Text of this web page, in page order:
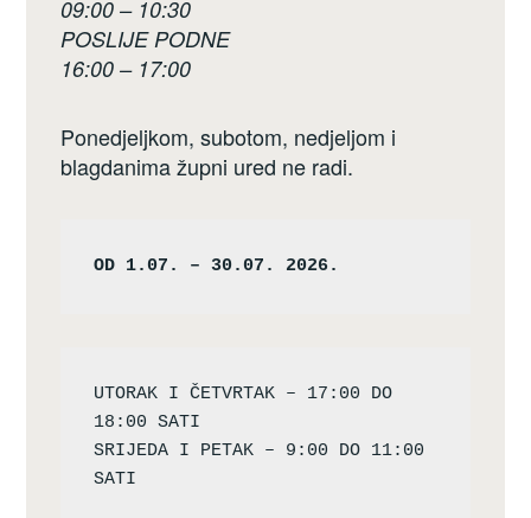
09:00 – 10:30
POSLIJE PODNE
16:00 – 17:00
Ponedjeljkom, subotom, nedjeljom i
blagdanima župni ured ne radi.
OD 1.07. – 30.07. 2026.
UTORAK I ČETVRTAK – 17:00 DO
18:00 SATI
SRIJEDA I PETAK – 9:00 DO 11:00